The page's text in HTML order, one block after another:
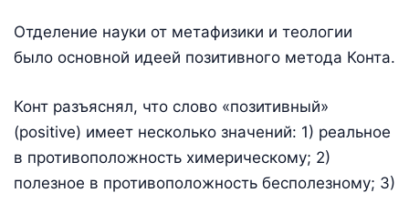
Отделение науки от метафизики и теологии
было основной идеей позитивного метода Конта.
Конт разъяснял, что слово «позитивный»
(positive) имеет несколько значений: 1) реальное
в противоположность химерическому; 2)
полезное в противоположность бесполезному; 3)